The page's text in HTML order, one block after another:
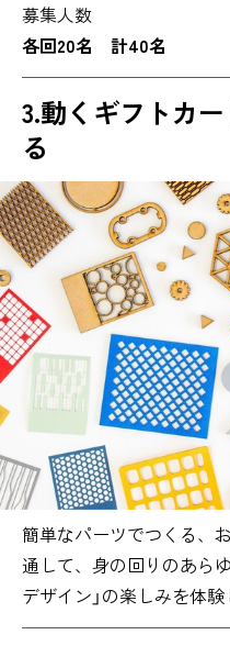
募集人数
各回20名 計40名
3.動くギフトカ
る
簡単なパーツでつくる、
通して、身の回りのあら
デザイン」の楽しみを体験